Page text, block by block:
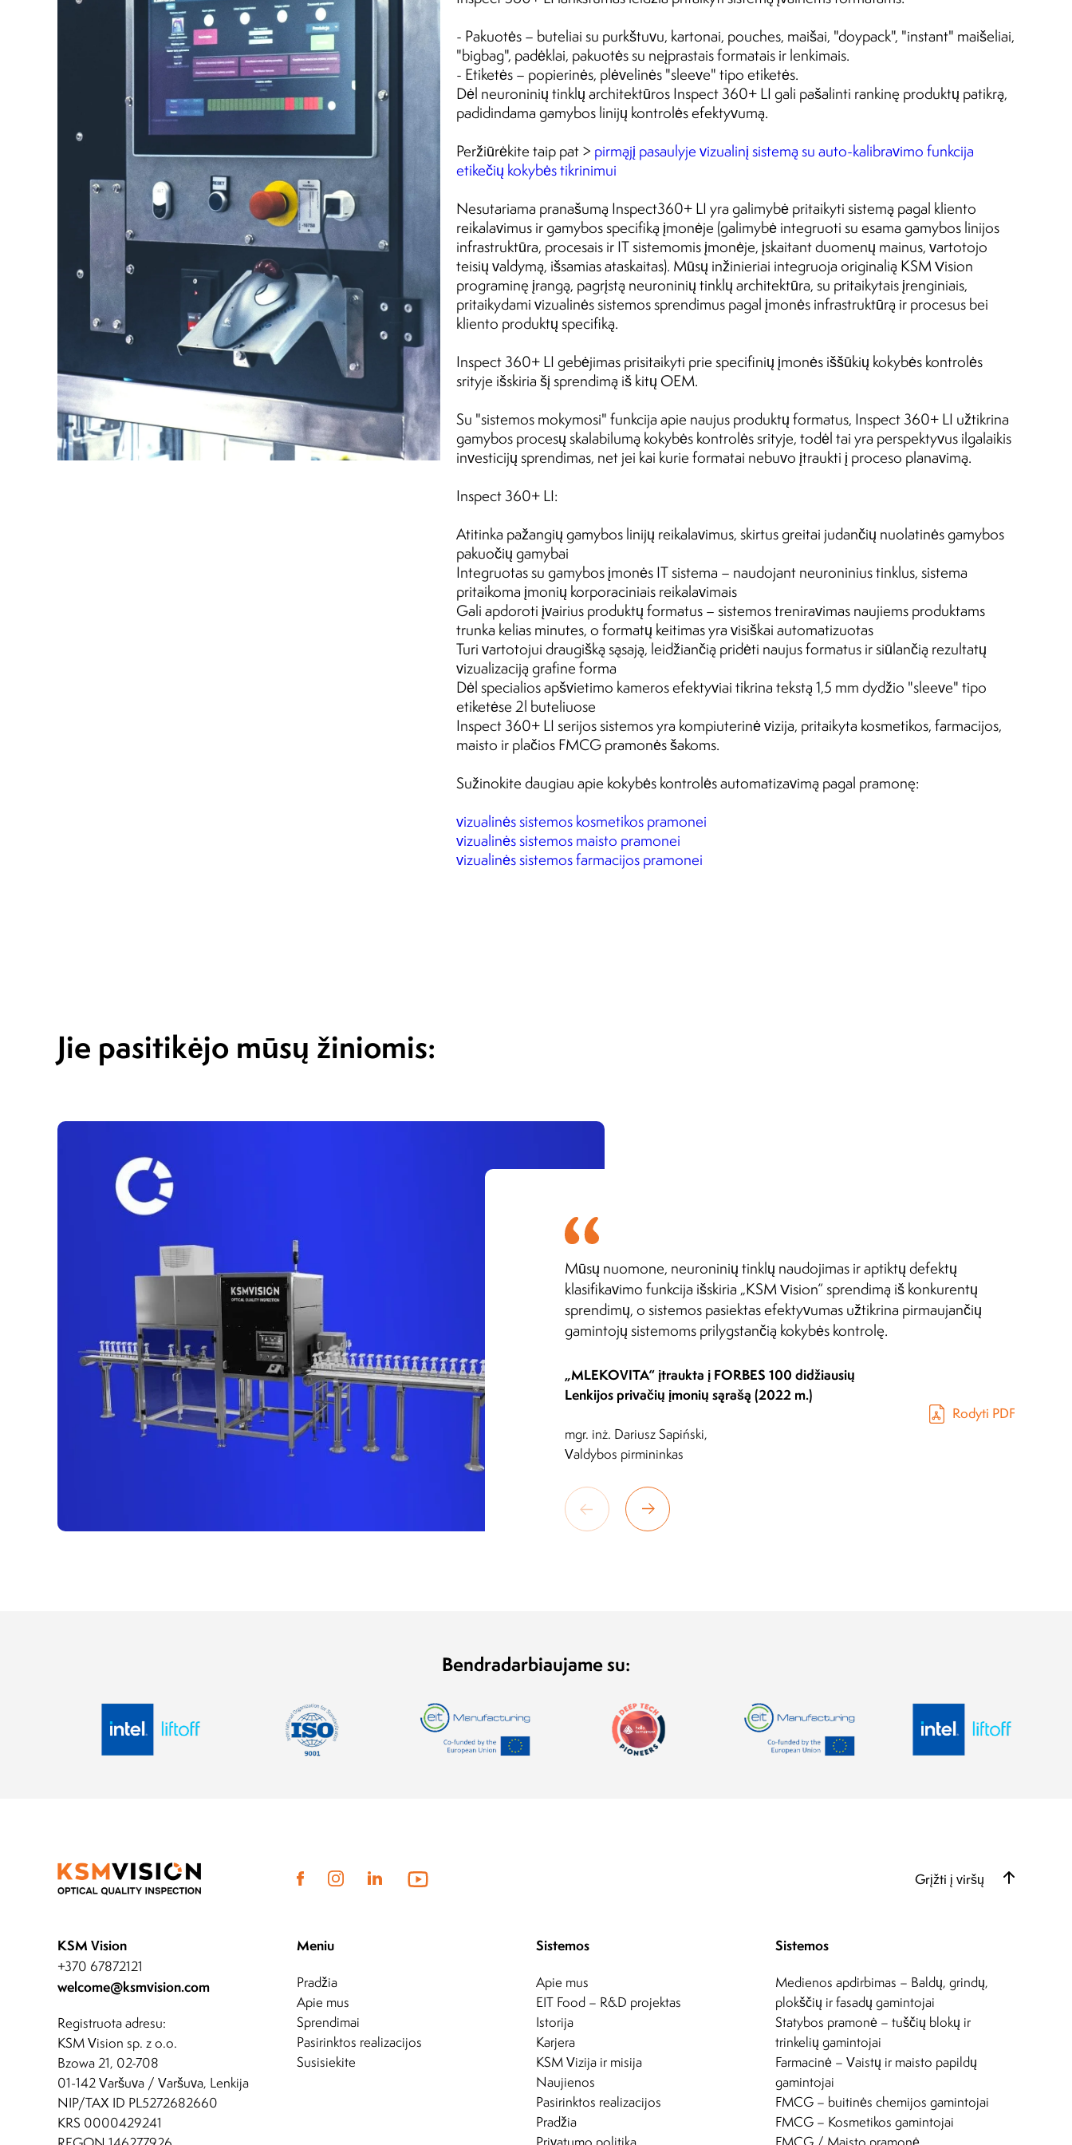
- Pakuotės – buteliai su purkštuvu, kartonai, pouches, maišai, "doypack", "instant" maišeliai,
"bigbag", padėklai, pakuotės su neįprastais formatais ir lenkimais.
- Etiketės – popierinės, plėvelinės "sleeve" tipo etiketės.
Dėl neuroninių tinklų architektūros Inspect 360+ LI gali pašalinti rankinę produktų patikrą,
padidindama gamybos linijų kontrolės efektyvumą.
Peržiūrėkite taip pat > pirmąjį pasaulyje vizualinį sistemą su auto-kalibravimo funkcija
etikečių kokybės tikrinimui
Nesutariama pranašumą Inspect360+ LI yra galimybė pritaikyti sistemą pagal kliento
reikalavimus ir gamybos specifiką įmonėje (galimybė integruoti su esama gamybos linijos
infrastruktūra, procesais ir IT sistemomis įmonėje, įskaitant duomenų mainus, vartotojo
teisių valdymą, išsamias ataskaitas). Mūsų inžinieriai integruoja originalią KSM Vision
programinę įrangą, pagrįstą neuroninių tinklų architektūra, su pritaikytais įrenginiais,
pritaikydami vizualinės sistemos sprendimus pagal įmonės infrastruktūrą ir procesus bei
kliento produktų specifiką.
Inspect 360+ LI gebėjimas prisitaikyti prie specifinių įmonės iššūkių kokybės kontrolės
srityje išskiria šį sprendimą iš kitų OEM.
Su "sistemos mokymosi" funkcija apie naujus produktų formatus, Inspect 360+ LI užtikrina
gamybos procesų skalabilumą kokybės kontrolės srityje, todėl tai yra perspektyvus ilgalaikis
investicijų sprendimas, net jei kai kurie formatai nebuvo įtraukti į proceso planavimą.
Inspect 360+ LI:
Atitinka pažangių gamybos linijų reikalavimus, skirtus greitai judančių nuolatinės gamybos
pakuočių gamybai
Integruotas su gamybos įmonės IT sistema – naudojant neuroninius tinklus, sistema
pritaikoma įmonių korporaciniais reikalavimais
Gali apdoroti įvairius produktų formatus – sistemos treniravimas naujiems produktams
trunka kelias minutes, o formatų keitimas yra visiškai automatizuotas
Turi vartotojui draugišką sąsają, leidžiančią pridėti naujus formatus ir siūlančią rezultatų
vizualizaciją grafine forma
Dėl specialios apšvietimo kameros efektyviai tikrina tekstą 1,5 mm dydžio "sleeve" tipo
etiketėse 2l buteliuose
Inspect 360+ LI serijos sistemos yra kompiuterinė vizija, pritaikyta kosmetikos, farmacijos,
maisto ir plačios FMCG pramonės šakoms.
Sužinokite daugiau apie kokybės kontrolės automatizavimą pagal pramonę:
vizualinės sistemos kosmetikos pramonei
vizualinės sistemos maisto pramonei
vizualinės sistemos farmacijos pramonei
Jie pasitikėjo mūsų žiniomis:
Mūsų nuomone, neuroninių tinklų naudojimas ir aptiktų defektų
klasifikavimo funkcija išskiria „KSM Vision“ sprendimą iš konkurentų
sprendimų, o sistemos pasiektas efektyvumas užtikrina pirmaujančių
gamintojų sistemoms prilygstančią kokybės kontrolę.
„MLEKOVITA“ įtraukta į FORBES 100 didžiausių
Lenkijos privačių įmonių sąrašą (2022 m.)
mgr. inż. Dariusz Sapiński,
Valdybos pirmininkas
Rodyti PDF
Bendradarbiaujame su:
Grįžti į viršų
KSM Vision
+370 67872121
welcome@ksmvision.com
Registruota adresu:
KSM Vision sp. z o.o.
Bzowa 21, 02-708
01-142 Varšuva / Varšuva, Lenkija
NIP/TAX ID PL5272682660
KRS 0000429241
Meniu
Pradžia
Apie mus
Sprendimai
Pasirinktos realizacijos
Susisiekite
Sistemos
Apie mus
EIT Food – R&D projektas
Istorija
Karjera
KSM Vizija ir misija
Naujienos
Pasirinktos realizacijos
Pradžia
Sistemos
Medienos apdirbimas – Baldų, grindų,
plokščių ir fasadų gamintojai
Statybos pramonė – tuščių blokų ir
trinkelių gamintojai
Farmacinė – Vaistų ir maisto papildų
gamintojai
FMCG – buitinės chemijos gamintojai
FMCG – Kosmetikos gamintojai